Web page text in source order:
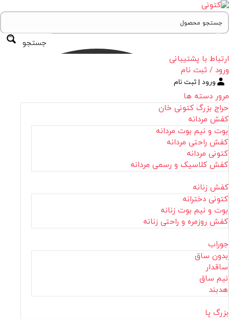
جستجو
ارتباط با پشتیبانی
ورود / ثبت نام
ورود | ثبت نام
مرور دسته ها
حراج بزرگ کتونی خان
کفش مردانه
بوت و نیم بوت مردانه
کفش راحتی مردانه
کتونی مردانه
کفش کلاسیک و رسمی مردانه
کفش زنانه
کتونی دخترانه
بوت و نیم بوت زنانه
کفش روزمره و راحتی زنانه
جوراب
بدون ساق
ساقدار
نیم ساق
هدبند
بزرگ پا